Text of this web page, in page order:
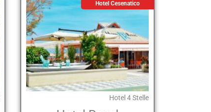
Hotel Cesenatico
Hotel 4 Stelle